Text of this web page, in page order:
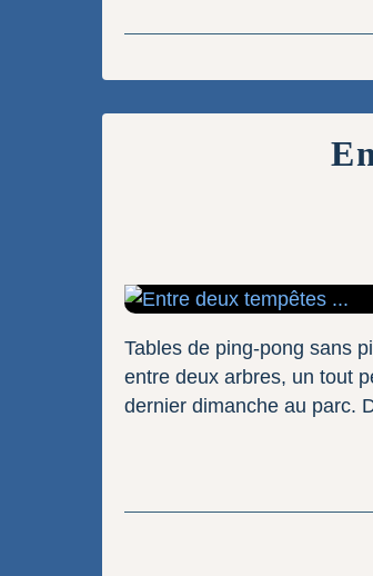
Tables de ping-pong sans
entre deux arbres, un tout
dernier dimanche au parc.